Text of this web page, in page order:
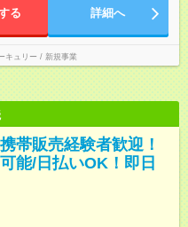
る 詳細へ
キュリー / 新規事業
帯販売経験者歓迎！
能/日払いOK！即日